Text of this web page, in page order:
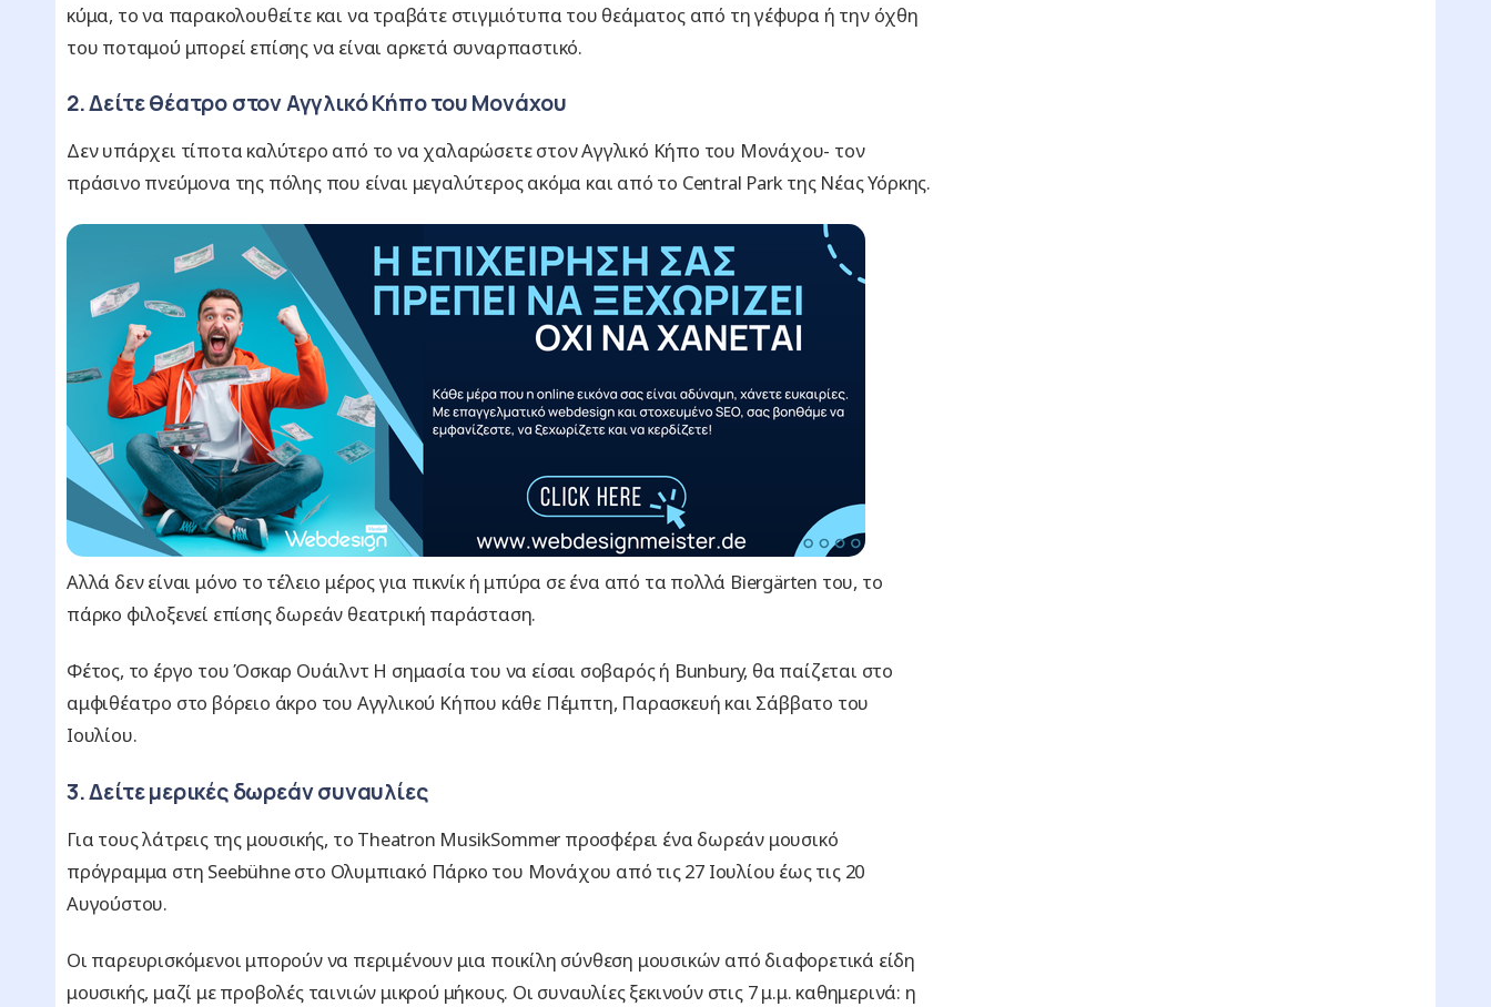
κύμα, το να παρακολουθείτε και να τραβάτε στιγμιότυπα του θεάματος από τη γέφυρα ή την όχθη
του ποταμού μπορεί επίσης να είναι αρκετά συναρπαστικό.
2. Δείτε θέατρο στον Αγγλικό Κήπο του Μονάχου
Δεν υπάρχει τίποτα καλύτερο από το να χαλαρώσετε στον Αγγλικό Κήπο του Μονάχου- τον
πράσινο πνεύμονα της πόλης που είναι μεγαλύτερος ακόμα και από το Central Park της Νέας Υόρκης.
Αλλά δεν είναι μόνο το τέλειο μέρος για πικνίκ ή μπύρα σε ένα από τα πολλά Biergärten του, το
πάρκο φιλοξενεί επίσης δωρεάν θεατρική παράσταση.
Φέτος, το έργο του Όσκαρ Ουάιλντ Η σημασία του να είσαι σοβαρός ή Bunbury, θα παίζεται στο
αμφιθέατρο στο βόρειο άκρο του Αγγλικού Κήπου κάθε Πέμπτη, Παρασκευή και Σάββατο του
Ιουλίου.
3. Δείτε μερικές δωρεάν συναυλίες
Για τους λάτρεις της μουσικής, το Theatron MusikSommer προσφέρει ένα δωρεάν μουσικό
πρόγραμμα στη Seebühne στο Ολυμπιακό Πάρκο του Μονάχου από τις 27 Ιουλίου έως τις 20
Αυγούστου.
Οι παρευρισκόμενοι μπορούν να περιμένουν μια ποικίλη σύνθεση μουσικών από διαφορετικά είδη
μουσικής, μαζί με προβολές ταινιών μικρού μήκους. Οι συναυλίες ξεκινούν στις 7 μ.μ. καθημερινά: η